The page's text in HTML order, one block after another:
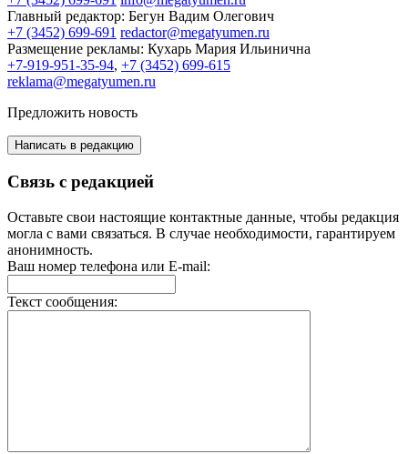
Главный редактор: Бегун Вадим Олегович
+7 (3452) 699-691 redactor@megatyumen.ru
Размещение рекламы: Кухарь Мария Ильинична
+7-919-951-35-94, +7 (3452) 699-615
reklama@megatyumen.ru
Предложить новость
Написать в редакцию
Связь с редакцией
Оставьте свои настоящие контактные данные, чтобы редакция
могла с вами связаться. В случае необходимости, гарантируем
анонимность.
Ваш номер телефона или E-mail:
Текст сообщения: